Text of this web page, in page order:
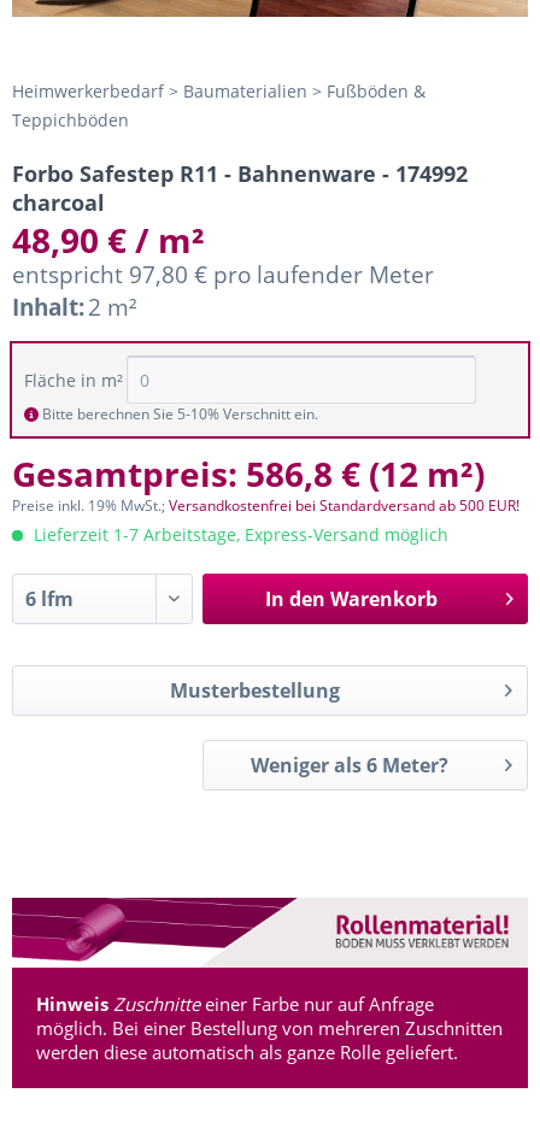
Heimwerkerbedarf > Baumaterialien > Fußböden &
Teppichböden
Forbo Safestep R11 - Bahnenware - 174992
charcoal
48,90 € / m²
entspricht 97,80 € pro laufender Meter
Inhalt:2 m²
Fläche in m²
Bitte berechnen Sie 5-10% Verschnitt ein.
Gesamtpreis: 586,8 € (12 m²)
Preise inkl. 19% MwSt.;Versandkostenfrei bei Standardversand ab 500 EUR!
Lieferzeit 1-7 Arbeitstage, Express-Versand möglich
In den Warenkorb
Musterbestellung
Weniger als 6 Meter?
Hinweis Zuschnitteeiner Farbe nur auf Anfrage
möglich. Bei einer Bestellung von mehreren Zuschnitten
werden diese automatisch als ganze Rolle geliefert.